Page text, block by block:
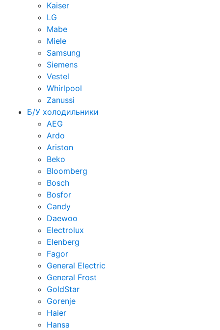
Kaiser
LG
Mabe
Miele
Samsung
Siemens
Vestel
Whirlpool
Zanussi
Б/У холодильники
AEG
Ardo
Ariston
Beko
Bloomberg
Bosch
Bosfor
Candy
Daewoo
Electrolux
Elenberg
Fagor
General Electric
General Frost
GoldStar
Gorenje
Haier
Hansa